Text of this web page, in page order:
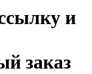
и
заказ